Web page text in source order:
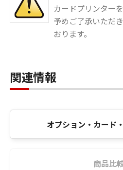
カードプリンター
予めご了承いただ
おります。
関連情報
オプション・カード
商品比